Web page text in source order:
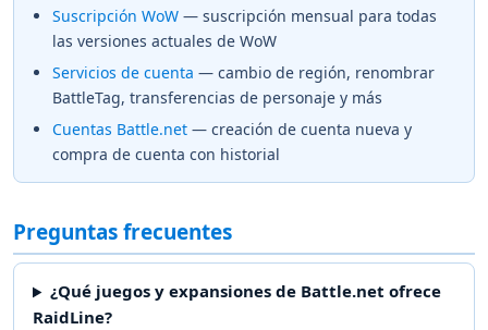
Suscripción WoW — suscripción mensual para todas
las versiones actuales de WoW
Servicios de cuenta — cambio de región, renombrar
BattleTag, transferencias de personaje y más
Cuentas Battle.net — creación de cuenta nueva y
compra de cuenta con historial
Preguntas frecuentes
¿Qué juegos y expansiones de Battle.net ofrece
RaidLine?